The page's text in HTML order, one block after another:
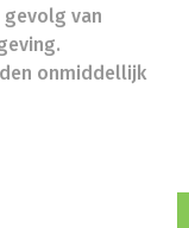
gevolg van
onmiddellijk